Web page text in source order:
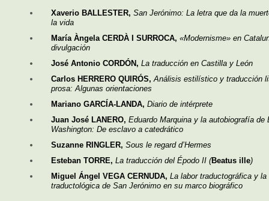
Xaverio BALLESTER, San Jerónimo: La letra que da la
la vida
María Àngela CERDÀ I SURROCA, «Modernisme» en
divulgación
José Antonio CORDÓN, La traducción en Castilla y León
Carlos HERRERO QUIRÓS,Análisis estilístico y traducción
prosa: Algunas orientaciones
Mariano GARCÍA-LANDA, Diario de intérprete
Juan José LANERO, Eduardo Marquina y la autobiografía de
Washington: De esclavo a catedrático
Suzanne RINGLER, Sous le regard d’Hermes
Esteban TORRE, La traducción del Épodo II (Beatus ille)
Miguel Ángel VEGA CERNUDA, La labor traductográfica y
traductológica de San Jerónimo en su marco biográfico